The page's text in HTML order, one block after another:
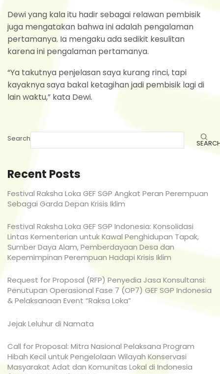
Dewi yang kala itu hadir sebagai relawan pembisik
juga mengatakan bahwa ini adalah pengalaman
pertamanya. Ia mengaku ada sedikit kesulitan
karena ini pengalaman pertamanya.
“Ya takutnya penjelasan saya kurang rinci, tapi
kayaknya saya bakal ketagihan jadi pembisik lagi di
lain waktu,” kata Dewi.
Search
Recent Posts
Festival Raksha Loka GEF SGP Angkat Peran Perempuan
Sebagai Garda Depan Krisis Iklim
Festival Raksha Loka GEF SGP Indonesia: Konsolidasi
Lintas Kementerian untuk Kawal Penghidupan Tapak,
Sumber Daya Alam, Pemberdayaan Desa dan
Kepemimpinan Perempuan Hadapi Krisis Iklim
Request for Proposal (RFP) Penyedia Jasa Konsultansi:
Penutupan Operasional Fase 7 (OP7) GEF SGP Indonesia
& Pelaksanaan Event “Raksa Loka”
Jejak Leluhur di Namata
Call for Proposal: Mitra Nasional Pelaksana Program
Hibah Kecil untuk Pengelolaan Wilayah Konservasi
Masyarakat Adat dan Komunitas Lokal di Indonesia